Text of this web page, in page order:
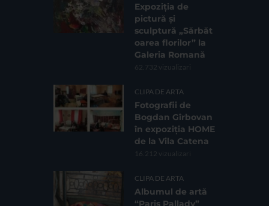
Expoziția de
pictură și
sculptură „Sărbăt
oarea florilor” la
Galeria Romană
62.732 vizualizari
CLIPA DE ARTA
Fotografii de
Bogdan Gîrbovan
în expoziția HOME
de la Vila Catena
16.212 vizualizari
CLIPA DE ARTA
Albumul de artă
“Paris Pallady”